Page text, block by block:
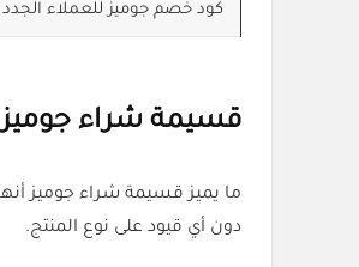
كود خصم جوميز للعملاء الجدد
قسيمة شراء جوميز
دون أي قيود على نوع المنتج.